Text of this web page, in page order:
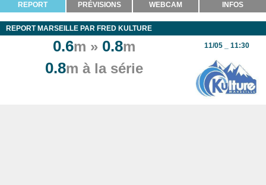
REPORT PRÉVISIONS WEBCAM INFOS
REPORT MARSEILLE PAR FRED KULTURE
0.6m » 0.8m
0.8m à la série
11/05 _ 11:30